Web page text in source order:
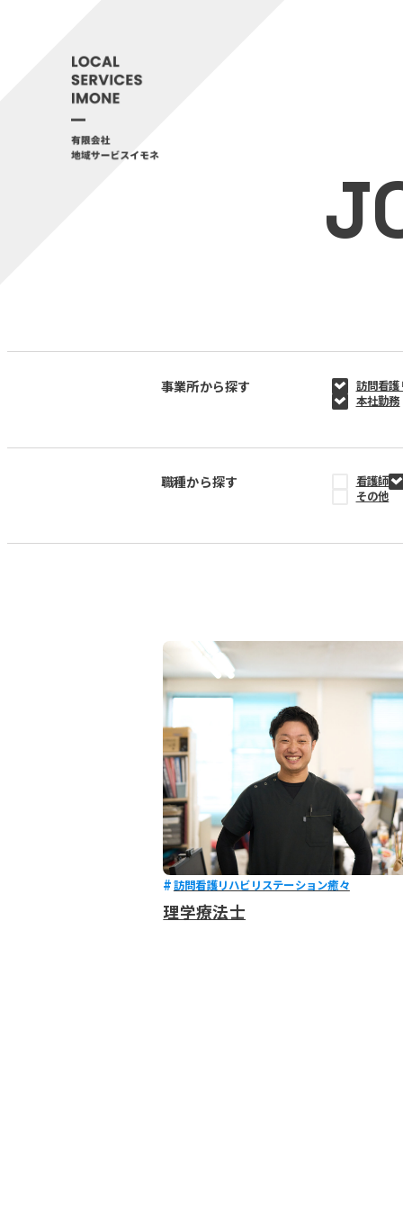
事業所から探す
訪問看
本社勤務
職種から探す
看護師
その他
訪問看護リハビリステーション癒々
理学療法士